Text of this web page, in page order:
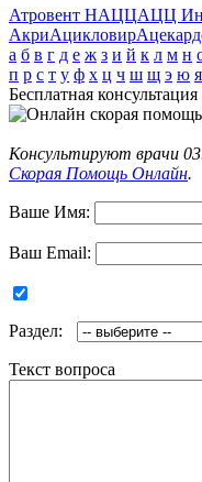
Атровент НАЦЦАЦЦ
АкриАцикловир
а б в г д е ж з и й к л м н
п р с т у ф х ц ч ш щ э ю я
Бесплатная консультация
Консультируют врачи
Скорая Помощь Онлайн.
Ваше Имя:
Ваш Email:
Раздел:
Текст вопроса